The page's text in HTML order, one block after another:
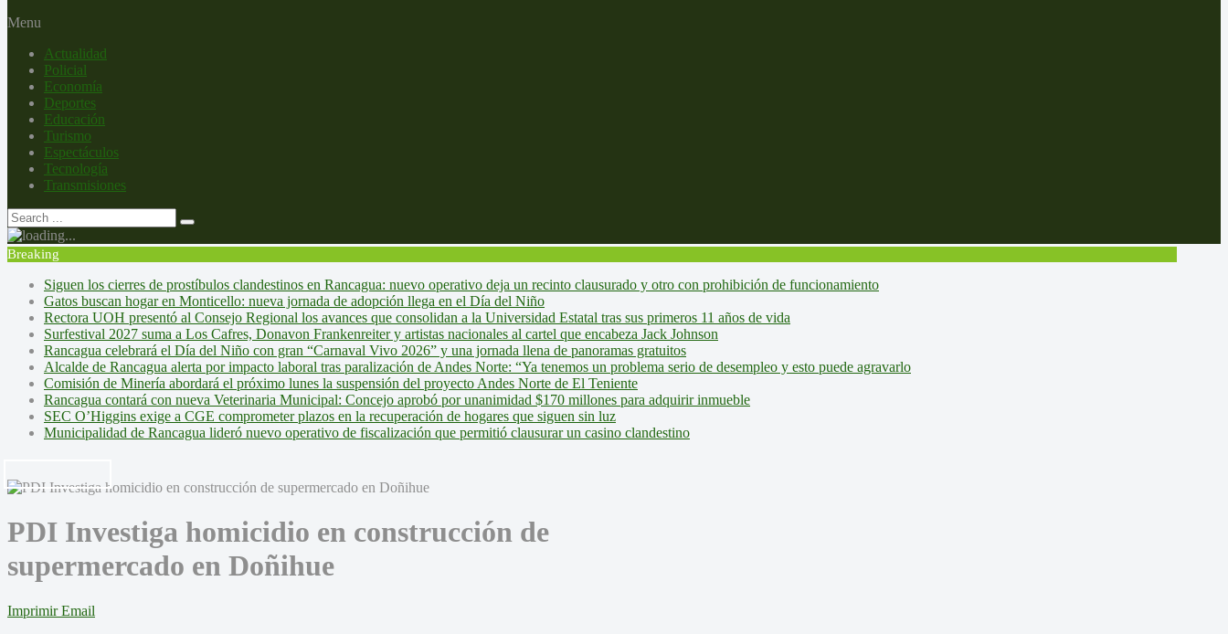
Menu
Actualidad
Policial
Economía
Deportes
Educación
Turismo
Espectáculos
Tecnología
Transmisiones
Breaking
Siguen los cierres de prostíbulos clandestinos en Rancagua: nuevo operativo deja un recinto clausurado y otro con prohibición de funcionamiento
Gatos buscan hogar en Monticello: nueva jornada de adopción llega en el Día del Niño
Rectora UOH presentó al Consejo Regional los avances que consolidan a la Universidad Estatal tras sus primeros 11 años de vida
Surfestival 2027 suma a Los Cafres, Donavon Frankenreiter y artistas nacionales al cartel que encabeza Jack Johnson
Rancagua celebrará el Día del Niño con gran “Carnaval Vivo 2026” y una jornada llena de panoramas gratuitos
Alcalde de Rancagua alerta por impacto laboral tras paralización de Andes Norte: “Ya tenemos un problema serio de desempleo y esto puede agravarlo
Comisión de Minería abordará el próximo lunes la suspensión del proyecto Andes Norte de El Teniente
Rancagua contará con nueva Veterinaria Municipal: Concejo aprobó por unanimidad $170 millones para adquirir inmueble
SEC O’Higgins exige a CGE comprometer plazos en la recuperación de hogares que siguen sin luz
Municipalidad de Rancagua lideró nuevo operativo de fiscalización que permitió clausurar un casino clandestino
PDI Investiga homicidio en construcción de
supermercado en Doñihue
Imprimir Email